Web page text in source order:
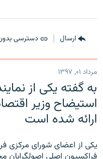
ارسال دسترسی
مرداد ۰۱, ۱۳۹۷
به گفته یکی از
استیضاح وزیر
ارائه شده است
یکی از اعضای شورای مرکزی
فراکسیون اصلی